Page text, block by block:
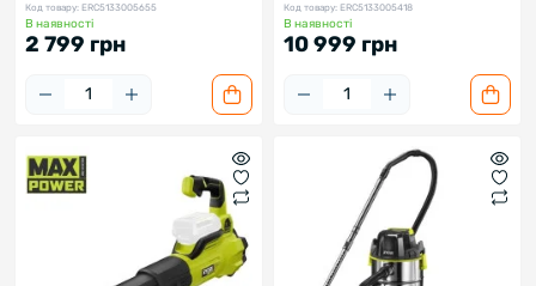
Код товару: ERC5133005655
В наявності
2 799 грн
Код товару: ERC5133005418
В наявності
10 999 грн